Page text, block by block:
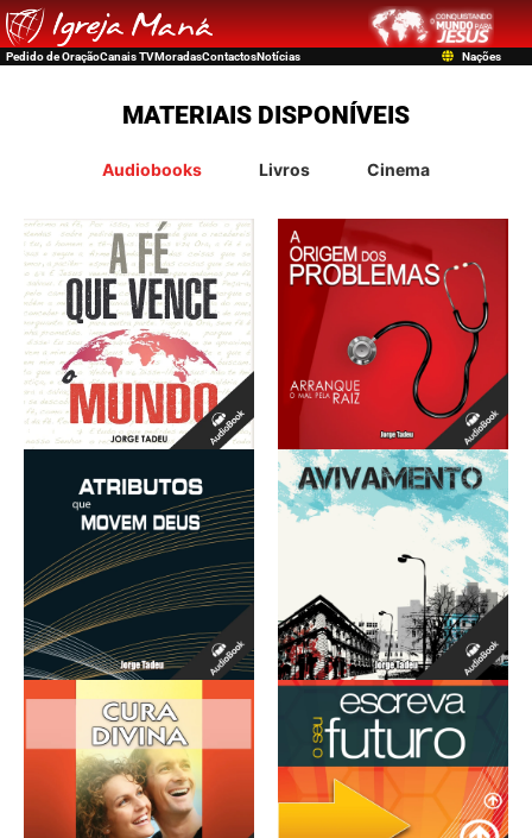
Pedido de OraçãoCanais TVMoradasContactosNotícias Nações
MATERIAIS DISPONÍVEIS
Audiobooks Livros Cinema